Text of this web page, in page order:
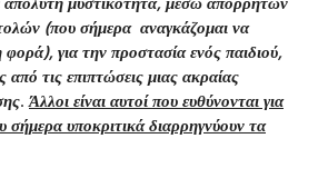
(που σήμερα αναγκάζομαι να
για την προστασία ενός παιδιού,
από τις επιπτώσεις μιας ακραίας
. Άλλοι είναι αυτοί που ευθύνονται για
σήμερα υποκριτικά διαρρηγνύουν τα